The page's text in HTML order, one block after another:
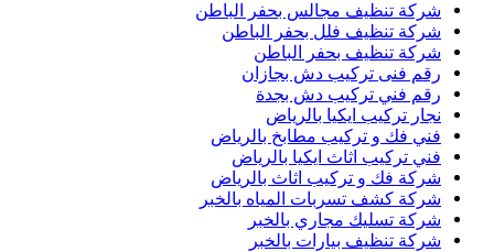
شركة تنظيف مجالس بحفر الباطن
شركة تنظيف فلل بحفر الباطن
شركة تنظيف بحفر الباطن
رقم فنى تركيب دش بجازان
رقم فني تركيب دش بجدة
نجار تركيب ايكيا بالرياض
فني فك و تركيب مطابخ بالرياض
فني تركيب اثاث ايكيا بالرياض
شركة فك و تركيب اثاث بالرياض
شركة كشف تسربات المياه بالخبر
شركة تسليك مجاري بالخبر
شركة تنظيف بيارات بالخبر